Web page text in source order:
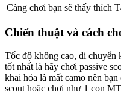
Càng chơi bạn sẽ thấy thích
Chiến thuật và cách
Tốc độ không cao, di chuyển
tốt nhất là hãy chơi passive
khai hỏa là mất camo nên
scout hoặc chơi như 1 con